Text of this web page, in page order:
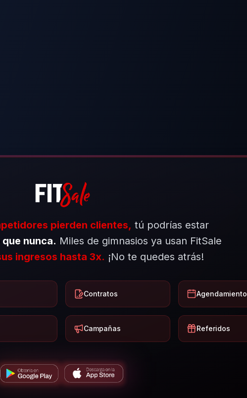
pierden clientes, tú podrías estar
nunca. Miles de gimnasios ya usan FitSale
ingresos hasta 3x. ¡No te quedes atrás!
Contratos Agendamiento
Campañas Referidos